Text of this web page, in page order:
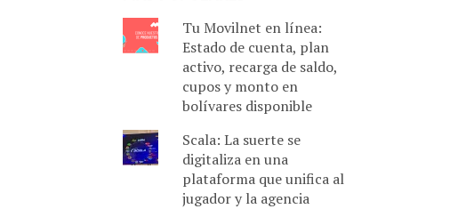
Tu Movilnet en línea:
Estado de cuenta, plan
activo, recarga de saldo,
cupos y monto en
bolívares disponible
Scala: La suerte se
digitaliza en una
plataforma que unifica al
jugador y la agencia